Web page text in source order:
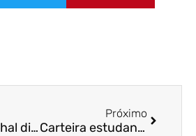
Bruno Funchal diz que o Espírito Santo será um dos primeiros a sair da crise pós-pandemia – Aqui Notícias / Prof. Dr. Bruno Funchal
Próximo
Carteira estudantil de faculdade do ES vira cartão de pagamento – A Gazeta